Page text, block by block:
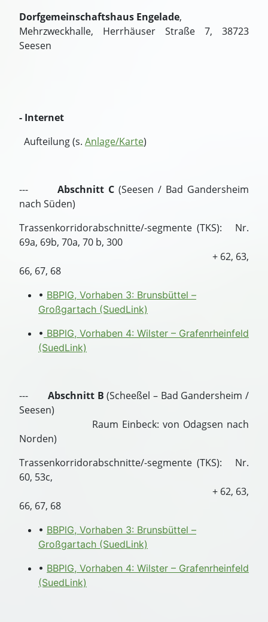
Dorfgemeinschaftshaus Engelade,
Mehrzweckhalle, Herrhäuser Straße 7, 38723
Seesen
- Internet
Aufteilung (s. Anlage/Karte)
--- Abschnitt C (Seesen / Bad Gandersheim
nach Süden)
Trassenkorridorabschnitte/-segmente (TKS): Nr.
69a, 69b, 70a, 70 b, 300
+ 62, 63,
66, 67, 68
• BBPlG, Vorhaben 3: Brunsbüttel –
Großgartach (SuedLink)
• BBPlG, Vorhaben 4: Wilster – Grafenrheinfeld
(SuedLink)
--- Abschnitt B (Scheeßel – Bad Gandersheim /
Seesen)
Raum Einbeck: von Odagsen nach
Norden)
Trassenkorridorabschnitte/-segmente (TKS): Nr.
60, 53c,
+ 62, 63,
66, 67, 68
• BBPlG, Vorhaben 3: Brunsbüttel –
Großgartach (SuedLink)
• BBPlG, Vorhaben 4: Wilster – Grafenrheinfeld
(SuedLink)